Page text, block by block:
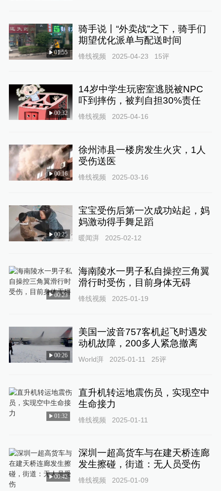
01:55
骑手说丨“外卖战”之下，骑手们
期望优化派单与配送时间
锋线视频 2025-04-23 15评
00:32
14岁中学生玩密室逃脱被NPC
吓到摔伤，被判自担30%责任
锋线视频 2025-04-16
00:16
徐州沛县一楼房发生火灾，1人
受伤送医
锋线视频 2025-03-16
00:25
宝宝受伤后第一次成功站起，妈
妈激动得手舞足蹈
暖闻湃 2025-02-12
00:23
海南陵水一男子私自操控三角翼
滑行时受伤，目前身体无碍
锋线视频 2025-01-19
00:26
美国一波音757客机起飞时遇发
动机故障，200多人紧急撤离
World湃 2025-01-11 25评
01:32
直升机转运地震伤员，实现空中
生命接力
锋线视频 2025-01-11
00:42
深圳一超高货车与在建天桥连廊
发生擦碰，街道：无人员受伤
锋线视频 2025-01-09